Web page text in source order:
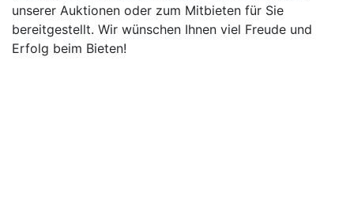
unserer Auktionen oder zum Mitbieten für Sie
bereitgestellt. Wir wünschen Ihnen viel Freude und
Erfolg beim Bieten!